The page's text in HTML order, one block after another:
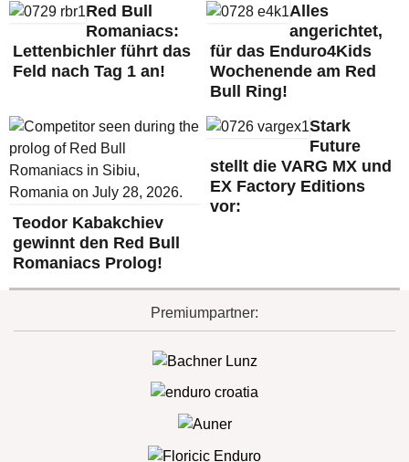
Red Bull
Romaniacs:
Lettenbichler führt das
Feld nach Tag 1 an!
Alles
angerichtet,
für das Enduro4Kids
Wochenende am Red
Bull Ring!
Teodor Kabakchiev
gewinnt den Red Bull
Romaniacs Prolog!
Stark
Future
stellt die VARG MX und
EX Factory Editions
vor:
Premiumpartner: